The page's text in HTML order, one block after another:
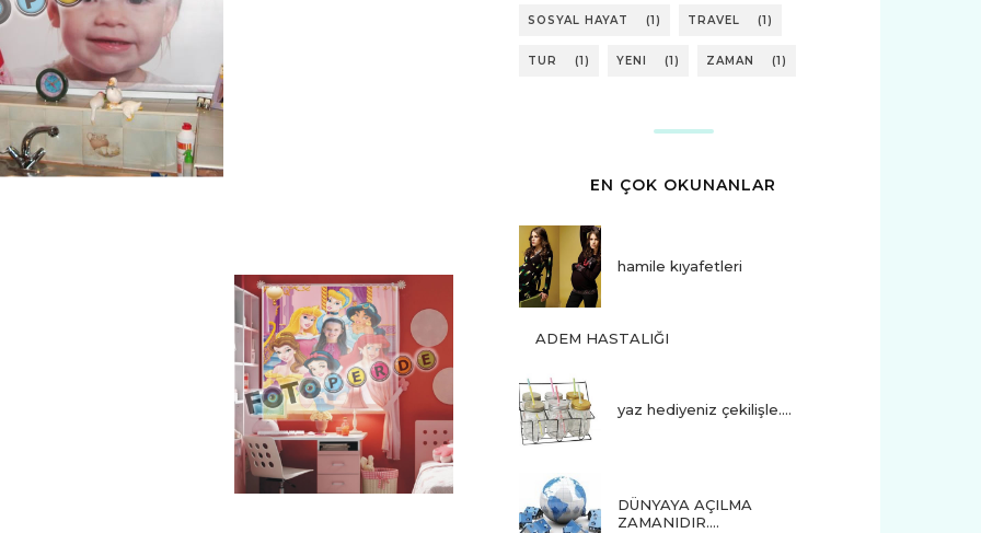
SOSYAL HAYAT (1) TRAVEL (1)
TUR (1) YENI (1) ZAMAN (1)
EN ÇOK OKUNANLAR
hamile kıyafetleri
ADEM HASTALIĞI
yaz hediyeniz çekilişle....
DÜNYAYA AÇILMA
ZAMANIDIR….